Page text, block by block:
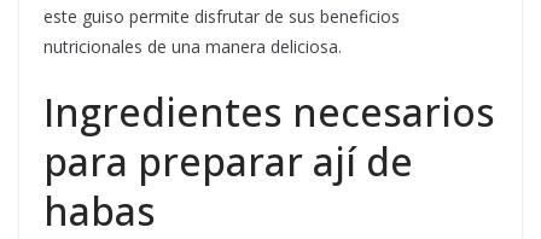
este guiso permite disfrutar de sus beneficios
nutricionales de una manera deliciosa.
Ingredientes necesarios
para preparar ají de
habas